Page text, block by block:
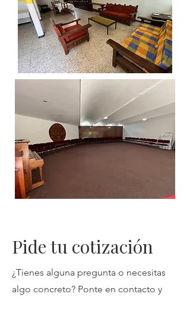
Pide tu cotización
¿Tienes alguna pregunta o necesitas
algo concreto? Ponte en contacto y